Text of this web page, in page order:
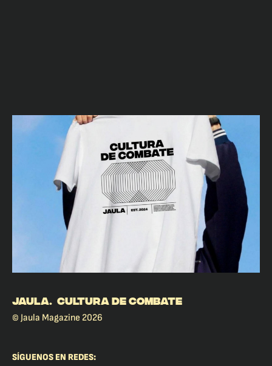
JAULA. CULTURA DE COMBATE
© Jaula Magazine 2026
SÍGUENOS EN REDES: